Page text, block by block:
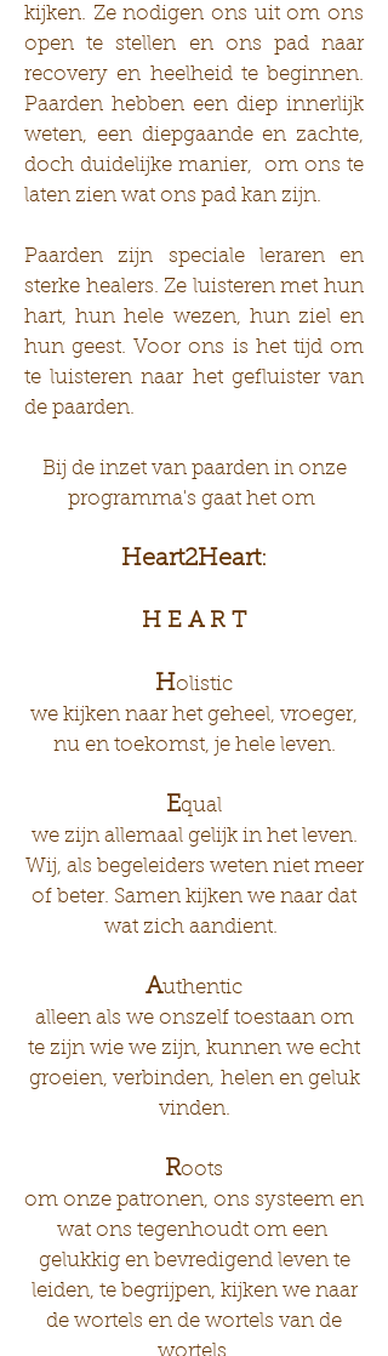
kijken. Ze nodigen ons uit om ons
open te stellen en ons pad naar
recovery en heelheid te beginnen.
Paarden hebben een diep innerlijk
weten, een diepgaande en zachte,
doch duidelijke manier, om ons te
laten zien wat ons pad kan zijn.
Paarden zijn speciale leraren en
sterke healers. Ze luisteren met hun
hart, hun hele wezen, hun ziel en
hun geest. Voor ons is het tijd om
te luisteren naar het gefluister van
de paarden.
Bij de inzet van paarden in onze
programma's gaat het om
Heart2Heart:
H E A R T
Holistic
we kijken naar het geheel, vroeger,
nu en toekomst, je hele leven.
Equal
we zijn allemaal gelijk in het leven.
Wij, als begeleiders weten niet meer
of beter. Samen kijken we naar dat
wat zich aandient.
Authentic
alleen als we onszelf toestaan ​​om
te zijn wie we zijn, kunnen we echt
groeien, verbinden, helen en geluk
vinden.
Roots
om onze patronen, ons systeem en
wat ons tegenhoudt om een ​​
gelukkig en bevredigend leven te
leiden, te begrijpen, kijken we naar
de wortels en de wortels van de
wortels.